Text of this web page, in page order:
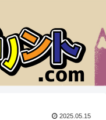
2025.05.15